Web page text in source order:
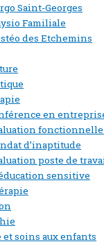
Saint-Georges
Familiale
des Etchemins
en
fonctionnelle
d’inaptitude
poste de
sensitive
soins aux enfants